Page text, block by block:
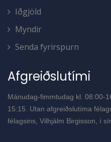
Iðgjöld
Myndir
Senda fyrirspurn
Afgreiðslutími
Mánudag-fimmtudag kl. 08:00-
15:15. Utan afgreiðslutíma
félagsins, Vilhjálm Birgisson, í